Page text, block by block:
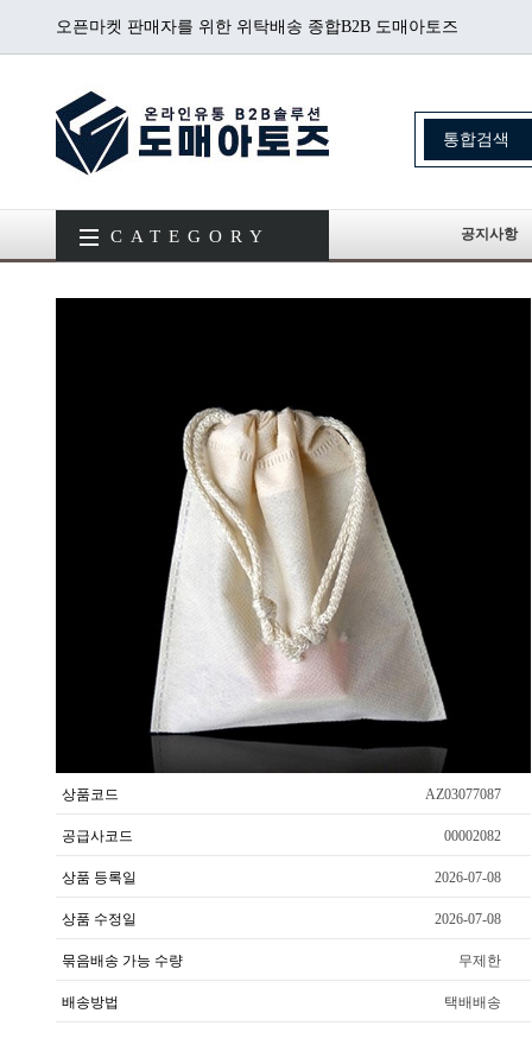
오픈마켓 판매자를 위한 위탁배송 종합B2B 도매아토즈
CATEGORY 공지사항
상품코드 AZ03077087
공급사코드 00002082
상품 등록일 2026-07-08
상품 수정일 2026-07-08
묶음배송 가능 수량 무제한
배송방법 택배배송